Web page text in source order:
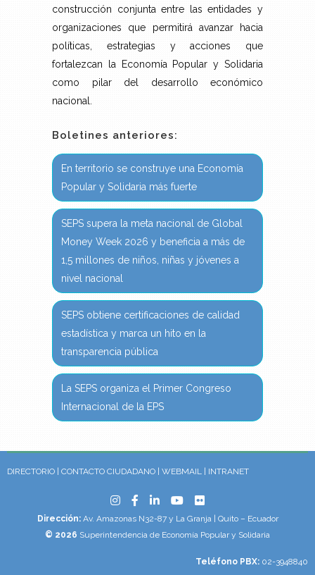
construcción conjunta entre las entidades y
organizaciones que permitirá avanzar hacia
políticas, estrategias y acciones que
fortalezcan la Economía Popular y Solidaria
como pilar del desarrollo económico
nacional.
Boletines anteriores:
En territorio se construye una Economía
Popular y Solidaria más fuerte
SEPS supera la meta nacional de Global
Money Week 2026 y beneficia a más de
1,5 millones de niños, niñas y jóvenes a
nivel nacional
SEPS obtiene certificaciones de calidad
estadística y marca un hito en la
transparencia pública
La SEPS organiza el Primer Congreso
Internacional de la EPS
DIRECTORIO CONTACTO CIUDADANO WEBMAIL INTRANET
Dirección:Av. Amazonas N32-87 y La Granja | Quito – Ecuador
© 2026 Superintendencia de Economía Popular y Solidaria
Teléfono PBX: 02-3948840